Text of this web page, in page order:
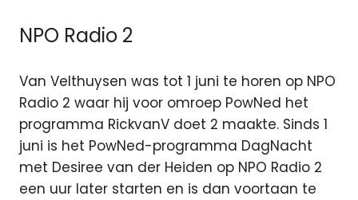
NPO Radio 2
Van Velthuysen was tot 1 juni te horen op NPO
Radio 2 waar hij voor omroep PowNed het
programma RickvanV doet 2 maakte. Sinds 1
juni is het PowNed-programma DagNacht
met Desiree van der Heiden op NPO Radio 2
een uur later starten en is dan voortaan te